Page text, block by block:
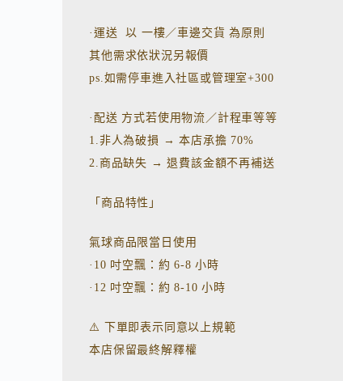
·運送 以 一樓／車邊交貨 為原則
其他需求依狀況另報價
ps.如需停車進入社區或管理室+300
·配送 方式若使用物流／計程車等等
1.非人為破損 → 本店承擔 70%
2.商品缺失 → 退費該金額不再補送
「商品特性」
氣球商品限當日使用
·10 吋空飄：約 6-8 小時
·12 吋空飄：約 8-10 小時
⚠️ 下單即表示同意以上規範
本店保留最終解釋權